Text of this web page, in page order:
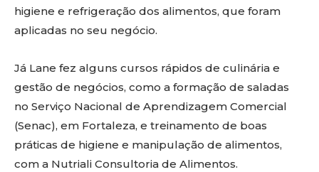
higiene e refrigeração dos alimentos, que foram
aplicadas no seu negócio.
Já Lane fez alguns cursos rápidos de culinária e
gestão de negócios, como a formação de saladas
no Serviço Nacional de Aprendizagem Comercial
(Senac), em Fortaleza, e treinamento de boas
práticas de higiene e manipulação de alimentos,
com a Nutriali Consultoria de Alimentos.